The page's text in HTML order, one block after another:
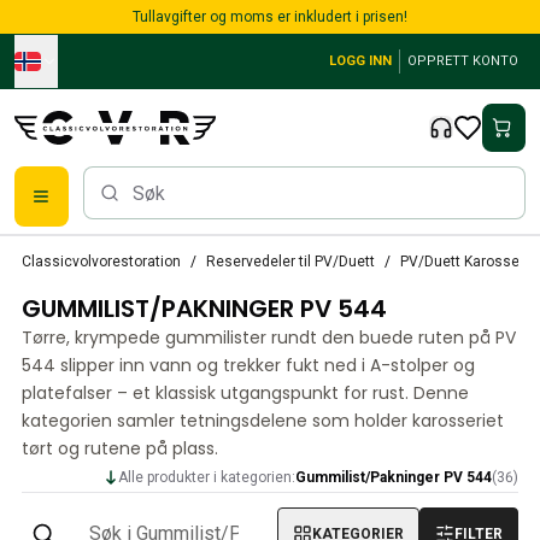
Skip to main contentTullavgifter og moms er inkludert i prisen!
LOGG INN OPPRETT KONTO
Reservedeler til PV/Duett
PV/Duett Bremssystem
PV/Duett Drivstoff/avgassystem
PV/Duett Elsystem
PV/Duett Forstilling
PV/Duett Interiør
PV/Duett Karosseri
PV/Duett Kraftoverføring/bakaksel
Classicvolvorestoration Reservedeler til PV/Duett PV/Duett Karosseri
GUMMILIST/PAKNINGER PV 544
Tørre, krympede gummilister rundt den buede ruten på PV
544 slipper inn vann og trekker fukt ned i A-stolper og
platefalser – et klassisk utgangspunkt for rust. Denne
kategorien samler tetningsdelene som holder karosseriet
tørt og rutene på plass.
Alle produkter i kategorien:Gummilist/Pakninger PV 544(36)
KATEGORIER FILTER